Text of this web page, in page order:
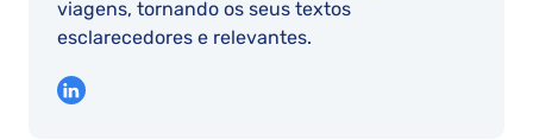
viagens, tornando os seus textos
esclarecedores e relevantes.